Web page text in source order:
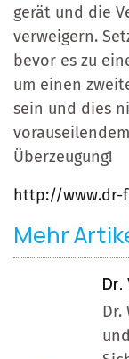
gerät und die
verweigern.
bevor es zu
um einen
sein und dies
Überzeugung!
http://www.dr-
Mehr
Dr.
Dr.